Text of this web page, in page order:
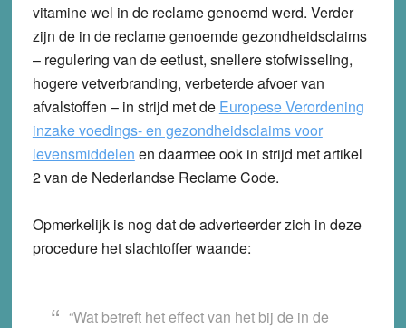
vitamine wel in de reclame genoemd werd. Verder
zijn de in de reclame genoemde gezondheidsclaims
– regulering van de eetlust, snellere stofwisseling,
hogere vetverbranding, verbeterde afvoer van
afvalstoffen – in strijd met de Europese Verordening
inzake voedings- en gezondheidsclaims voor
levensmiddelen en daarmee ook in strijd met artikel
2 van de Nederlandse Reclame Code.
Opmerkelijk is nog dat de adverteerder zich in deze
procedure het slachtoffer waande:
“Wat betreft het effect van het bij de in de